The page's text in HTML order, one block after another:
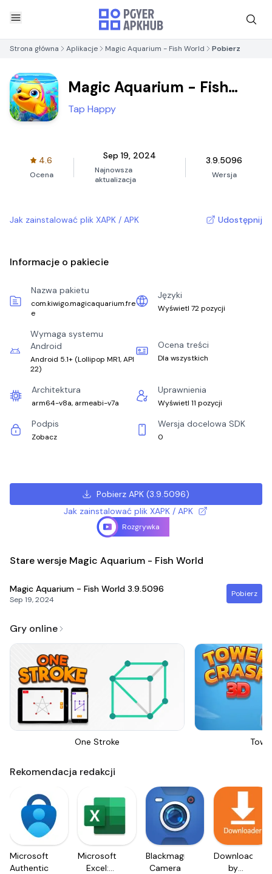
Strona główna Aplikacje Magic Aquarium - Fish World Pobierz
Magic Aquarium - Fish
World
Tap Happy
4.6
Ocena
Sep 19, 2024
Najnowsza
aktualizacja
3.9.5096
Wersja
Jak zainstalować plik XAPK / APK Udostępnij
Informacje o pakiecie
Nazwa pakietu
com.kiwigo.magicaquarium.fre
e
Języki
Wyświetl 72 pozycji
Wymaga systemu
Android
Android 5.1+ (Lollipop MR1, API
22)
Ocena treści
Dla wszystkich
Architektura
arm64-v8a, armeabi-v7a
Uprawnienia
Wyświetl 11 pozycji
Podpis
Zobacz
Wersja docelowa SDK
0
Pobierz APK (3.9.5096)
Jak zainstalować plik XAPK / APK
Rozgrywka
Stare wersje Magic Aquarium - Fish World
Magic Aquarium - Fish World 3.9.5096
Sep 19, 2024
Pobierz
Gry online
One Stroke
Rekomendacja redakcji
Microsoft
Authenticator
Microsoft
Excel:
Blackmagic
Camera
Downloader
by